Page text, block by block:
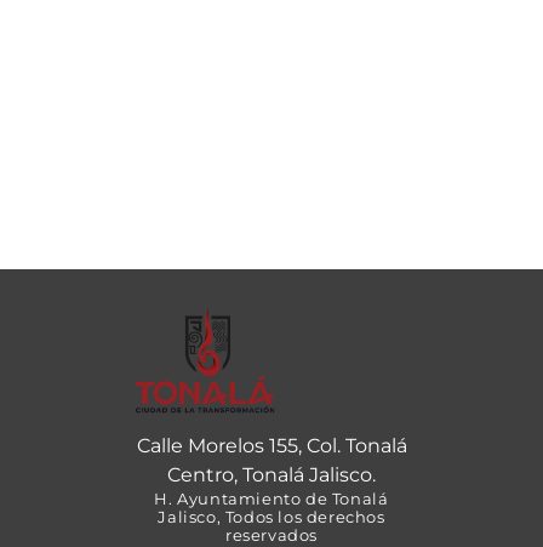
Calle Morelos 155, Col. Tonalá
Centro, Tonalá Jalisco.
H. Ayuntamiento de Tonalá
Jalisco, Todos los derechos
reservados